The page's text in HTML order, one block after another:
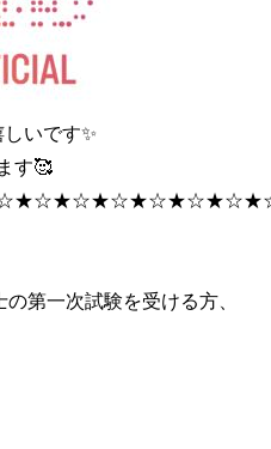
いです✨
す🥰
第一次試験を受ける方、